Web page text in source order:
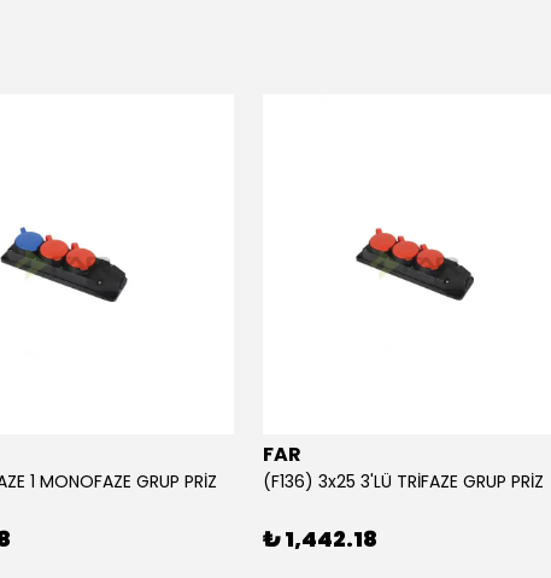
1 MONOFAZE GRUP PRİZ
FAR
(F136) 3x25 3'LÜ TRİFAZE GRUP PRİZ
₺ 1,442.18